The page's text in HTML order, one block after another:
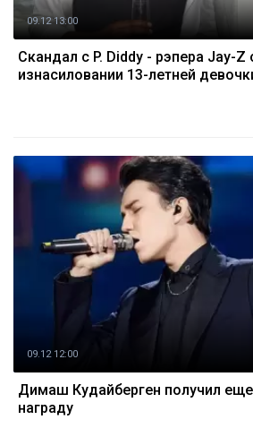
09.12 13:00
Скандал с P. Diddy - рэпера Jay-Z
изнасиловании 13-летней
09.12 12:00
Димаш Кудайберген получил
награду